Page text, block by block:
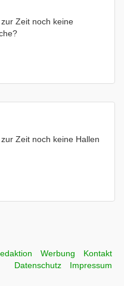
Zeit noch keine
Zeit noch keine Hallen
Werbung
Kontakt
Datenschutz
Impressum